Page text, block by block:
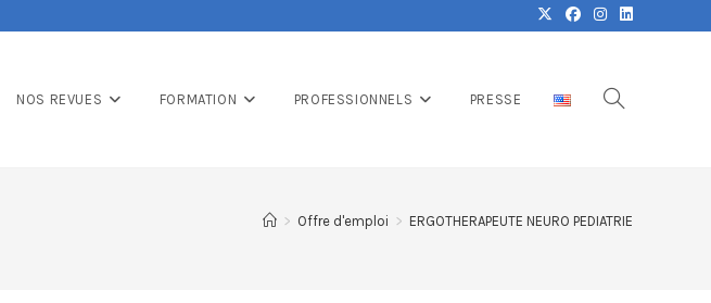
NOS REVUES FORMATION PROFESSIONNELS PRESSE
> Offre d'emploi > ERGOTHERAPEUTE NEURO PEDIATRIE